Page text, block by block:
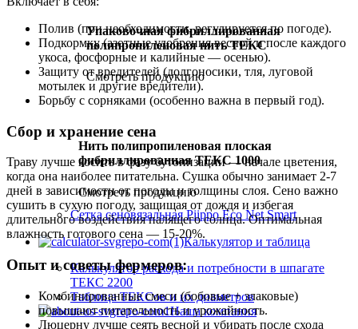
Упаковочная фибриллированная
полипропиленовая нить ТЕКС
Смотреть продукцию
Нить полипропиленовая плоская
фибриллированная ТЕКС 1000
Смотреть продукцию
Сетка сеновязальная Piippo Eco Net Smart
Калькулятор и таблица
Калькулятор расхода и потребности в шпагате
ТЕКС 2200
Таблица ТЕКСов и их диаметров
Наша компания
Полив (при необходимости, регулируется по погоде).
Подкормку (азотные удобрения весной и после каждого
укоса, фосфорные и калийные — осенью).
Защиту от вредителей (долгоносики, тля, луговой
мотылек и другие вредители).
Борьбу с сорняками (особенно важна в первый год).
Сбор и хранение сена
Траву лучше косить в фазу бутонизации — начале цветения,
когда она наиболее питательна. Сушка обычно занимает 2-7
дней в зависимости от погоды и толщины слоя. Сено важно
сушить в сухую погоду, защищая от дождя и избегая
длительного воздействия палящего солнца. Оптимальная
влажность готового сена — 15-20%.
Опыт и советы фермеров:
Комбинированные смеси (бобовые + злаковые)
повышают питательность и урожайность.
Люцерну лучше сеять весной и убирать после схода